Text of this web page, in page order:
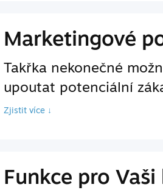
Marketingové
Takřka nekonečné
upoutat potenciální
Zjistit více ↓
Funkce pro Vaši